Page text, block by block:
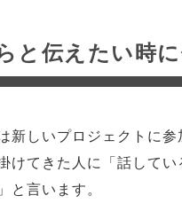
と伝えたい時に
新しいプロジェクトに
けてきた人に「話して
言います。